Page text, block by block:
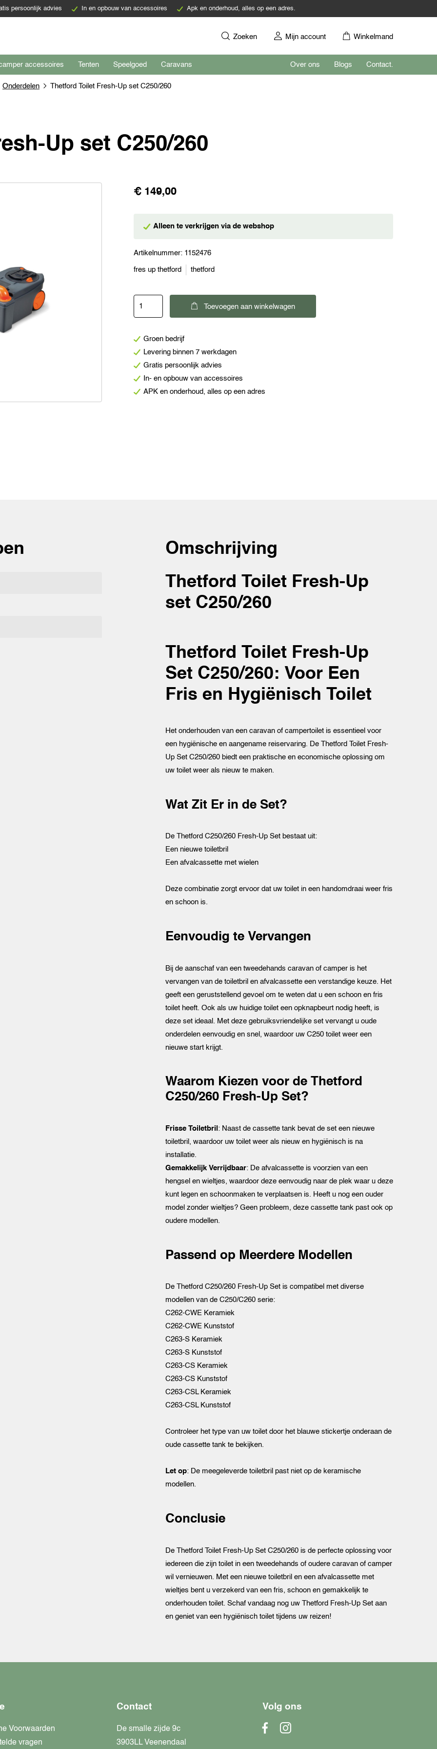
persoonlijk advies In en opbouw van accessoires Apk en onderhoud, alles op een adres.
Zoeken Mijn account Winkelmand
accessoires Tenten Speelgoed Caravans Over ons Blogs Contact.
Onderdelen Thetford Toilet Fresh-Up set C250/260
Up set C250/260
€ 149,00
Alleen te verkrijgen via de webshop
Artikelnummer: 1152476
fres up thetford thetford
Up
set
C250/260
aantal
Toevoegen aan winkelwagen
Groen bedrijf
Levering binnen 7 werkdagen
Gratis persoonlijk advies
In- en opbouw van accessoires
APK en onderhoud, alles op een adres
Omschrijving
Thetford Toilet Fresh-Up
set C250/260
Thetford Toilet Fresh-Up
Set C250/260: Voor Een
Fris en Hygiënisch Toilet
Het onderhouden van een caravan of campertoilet is essentieel voor
een hygiënische en aangename reiservaring. De Thetford Toilet Fresh-
Up Set C250/260 biedt een praktische en economische oplossing om
uw toilet weer als nieuw te maken.
Wat Zit Er in de Set?
De Thetford C250/260 Fresh-Up Set bestaat uit:
Een nieuwe toiletbril
Een afvalcassette met wielen
Deze combinatie zorgt ervoor dat uw toilet in een handomdraai weer fris
en schoon is.
Eenvoudig te Vervangen
Bij de aanschaf van een tweedehands caravan of camper is het
vervangen van de toiletbril en afvalcassette een verstandige keuze. Het
geeft een geruststellend gevoel om te weten dat u een schoon en fris
toilet heeft. Ook als uw huidige toilet een opknapbeurt nodig heeft, is
deze set ideaal. Met deze gebruiksvriendelijke set vervangt u oude
onderdelen eenvoudig en snel, waardoor uw C250 toilet weer een
nieuwe start krijgt.
Waarom Kiezen voor de Thetford
C250/260 Fresh-Up Set?
Frisse Toiletbril : Naast de cassette tank bevat de set een nieuwe
toiletbril, waardoor uw toilet weer als nieuw en hygiënisch is na
installatie.
Gemakkelijk Verrijdbaar: De afvalcassette is voorzien van een
hengsel en wieltjes, waardoor deze eenvoudig naar de plek waar u deze
kunt legen en schoonmaken te verplaatsen is. Heeft u nog een ouder
model zonder wieltjes? Geen probleem, deze cassette tank past ook op
oudere modellen.
Passend op Meerdere Modellen
De Thetford C250/260 Fresh-Up Set is compatibel met diverse
modellen van de C250/C260 serie:
C262-CWE Keramiek
C262-CWE Kunststof
C263-S Keramiek
C263-S Kunststof
C263-CS Keramiek
C263-CS Kunststof
C263-CSL Keramiek
C263-CSL Kunststof
Controleer het type van uw toilet door het blauwe stickertje onderaan de
oude cassette tank te bekijken.
Let op: De meegeleverde toiletbril past niet op de keramische
modellen.
Conclusie
De Thetford Toilet Fresh-Up Set C250/260 is de perfecte oplossing voor
iedereen die zijn toilet in een tweedehands of oudere caravan of camper
wil vernieuwen. Met een nieuwe toiletbril en een afvalcassette met
wieltjes bent u verzekerd van een fris, schoon en gemakkelijk te
onderhouden toilet. Schaf vandaag nog uw Thetford Fresh-Up Set aan
en geniet van een hygiënisch toilet tijdens uw reizen!
Voorwaarden
vragen
Contact
De smalle zijde 9c
3903LL Veenendaal
Volg ons